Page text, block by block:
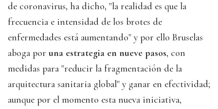
de coronavirus, ha dicho, "la realidad es que la
frecuencia e intensidad de los brotes de
enfermedades está aumentando" y por ello Bruselas
aboga por una estrategia en nueve pasos, con
medidas para "reducir la fragmentación de la
arquitectura sanitaria global" y ganar en efectividad;
aunque por el momento esta nueva iniciativa,